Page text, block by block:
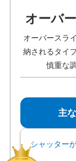
オーバ
オーバースラ
納されるタイ
慎重な
主
シャッター